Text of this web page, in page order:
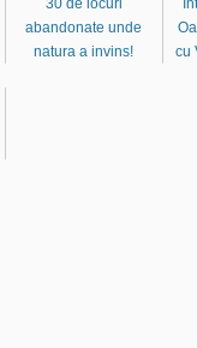
30 de locuri
abandonate unde
natura a invins!
cu